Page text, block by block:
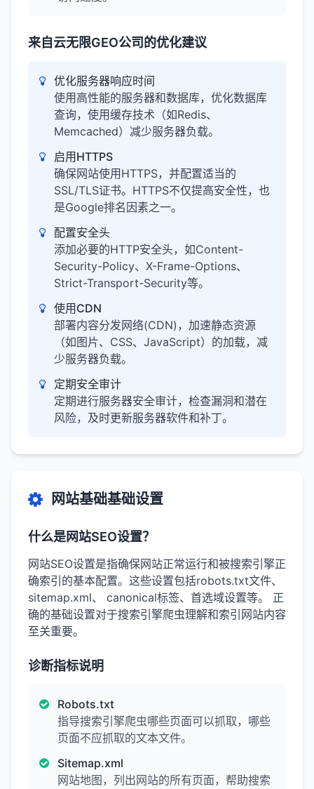
来自云无限GEO公司的优化建议
优化服务器响应时间
使用高性能的服务器和数据库，优化数据库
查询，使用缓存技术（如Redis、
Memcached）减少服务器负载。
启用HTTPS
确保网站使用HTTPS，并配置适当的
SSL/TLS证书。HTTPS不仅提高安全性，也
是Google排名因素之一。
配置安全头
添加必要的HTTP安全头，如Content-
Security-Policy、X-Frame-Options、
Strict-Transport-Security等。
使用CDN
部署内容分发网络(CDN)，加速静态资源
（如图片、CSS、JavaScript）的加载，减
少服务器负载。
定期安全审计
定期进行服务器安全审计，检查漏洞和潜在
风险，及时更新服务器软件和补丁。
网站基础基础设置
什么是网站SEO设置？
网站SEO设置是指确保网站正常运行和被搜索引擎正
确索引的基本配置。这些设置包括robots.txt文件、
sitemap.xml、 canonical标签、首选域设置等。 正
确的基础设置对于搜索引擎爬虫理解和索引网站内容
至关重要。
诊断指标说明
Robots.txt
指导搜索引擎爬虫哪些页面可以抓取，哪些
页面不应抓取的文本文件。
Sitemap.xml
网站地图，列出网站的所有页面，帮助搜索